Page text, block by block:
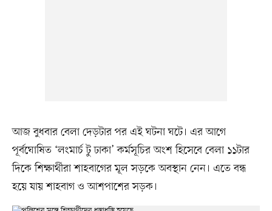
আজ বুধবার বেলা দেড়টার পর এই ঘটনা ঘটে। এর আগে
পূর্বঘোষিত ‘লংমার্চ টু ঢাকা’ কর্মসূচির অংশ হিসেবে বেলা ১১টার
দিকে শিক্ষার্থীরা শাহবাগের মূল সড়কে অবস্থান নেন। এতে বন্ধ
হয়ে যায় শাহবাগ ও আশপাশের সড়ক।